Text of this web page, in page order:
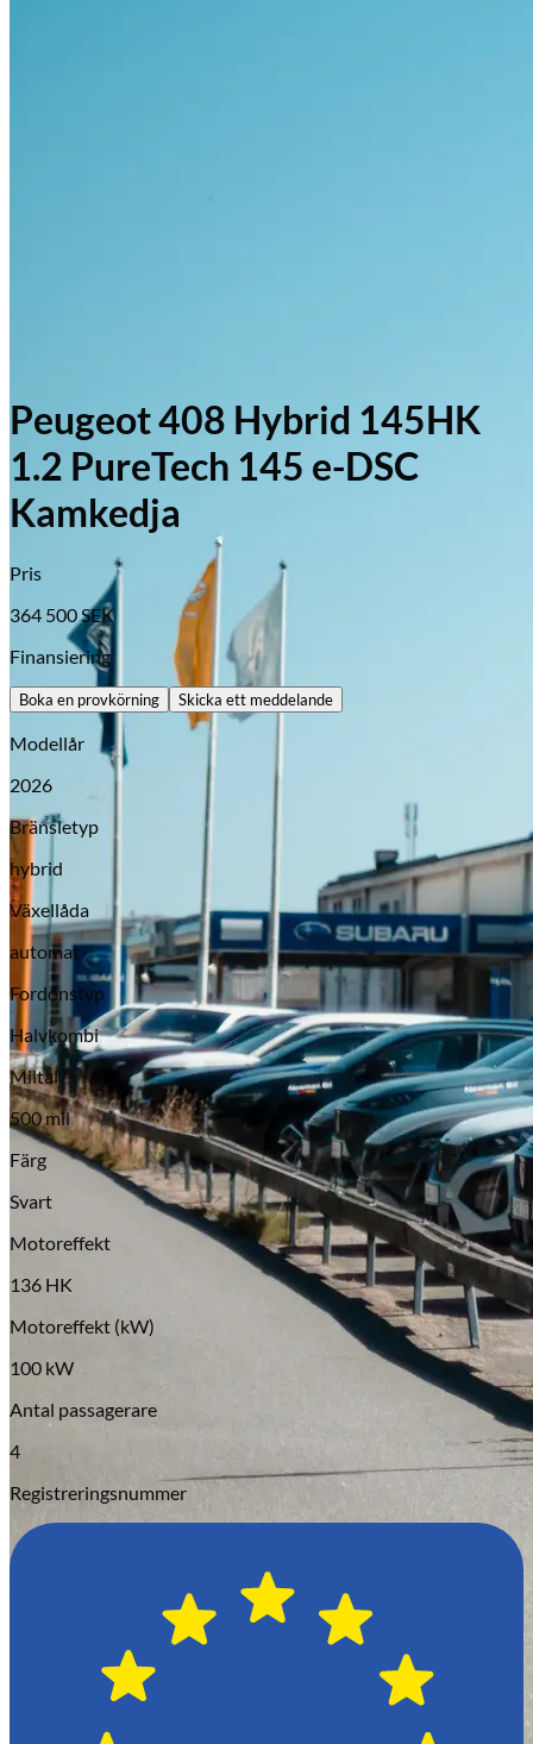
Opel
Serviceverkstad
Peugeot 408 Hybrid 145HK
1.2 PureTech 145 e-DSC
Kamkedja
Pris
364 500SEK
Finansiering
Boka en provkörning Skicka ett meddelande
Modellår
2026
Bränsletyp
hybrid
Växellåda
automat
Fordonstyp
Halvkombi
Miltal
500 mil
Färg
Svart
Motoreffekt
136 HK
Motoreffekt (kW)
100 kW
Antal passagerare
4
Registreringsnummer